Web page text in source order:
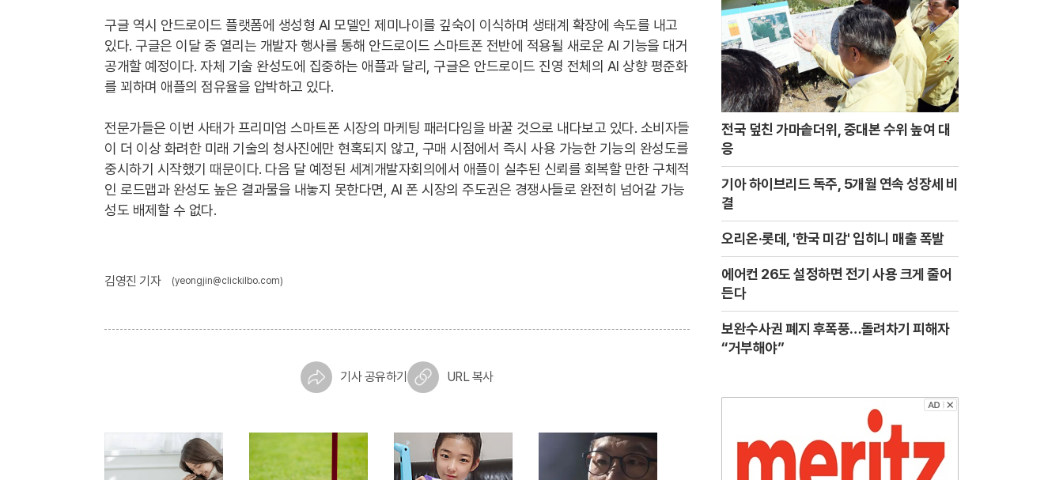
구글 역시 안드로이드 플랫폼에 생성형 AI 모델인 제미나이를 깊숙이 이식하며 생태계 확장에 속도를 내고
있다. 구글은 이달 중 열리는 개발자 행사를 통해 안드로이드 스마트폰 전반에 적용될 새로운 AI 기능을 대거
공개할 예정이다. 자체 기술 완성도에 집중하는 애플과 달리, 구글은 안드로이드 진영 전체의 AI 상향 평준화
를 꾀하며 애플의 점유율을 압박하고 있다.
전문가들은 이번 사태가 프리미엄 스마트폰 시장의 마케팅 패러다임을 바꿀 것으로 내다보고 있다. 소비자들
이 더 이상 화려한 미래 기술의 청사진에만 현혹되지 않고, 구매 시점에서 즉시 사용 가능한 기능의 완성도를
중시하기 시작했기 때문이다. 다음 달 예정된 세계개발자회의에서 애플이 실추된 신뢰를 회복할 만한 구체적
인 로드맵과 완성도 높은 결과물을 내놓지 못한다면, AI 폰 시장의 주도권은 경쟁사들로 완전히 넘어갈 가능
성도 배제할 수 없다.
김영진 기자 (yeongjin@clickilbo.com)
기사 공유하기 URL 복사
전국 덮친 가마솥더위, 중대본 수위 높여 대
응
기아 하이브리드 독주, 5개월 연속 성장세 비
결
오리온·롯데, '한국 미감' 입히니 매출 폭발
에어컨 26도 설정하면 전기 사용 크게 줄어
든다
보완수사권 폐지 후폭풍…돌려차기 피해자
“거부해야”